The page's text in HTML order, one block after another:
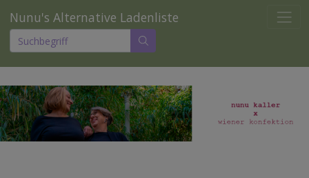
Nunu's Alternative Ladenliste